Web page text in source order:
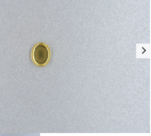
ショッピングを続ける
カートを確認する
レット★
製品
ブローチ台
ツ】 銅板
ツ】 アルミ板
【メッキ付】 製品
ッキ付】 ブローチ台
めこみパーツ】 銅板
めこみパーツ】 アルミ板
はめこみパーツ】 アミ
～